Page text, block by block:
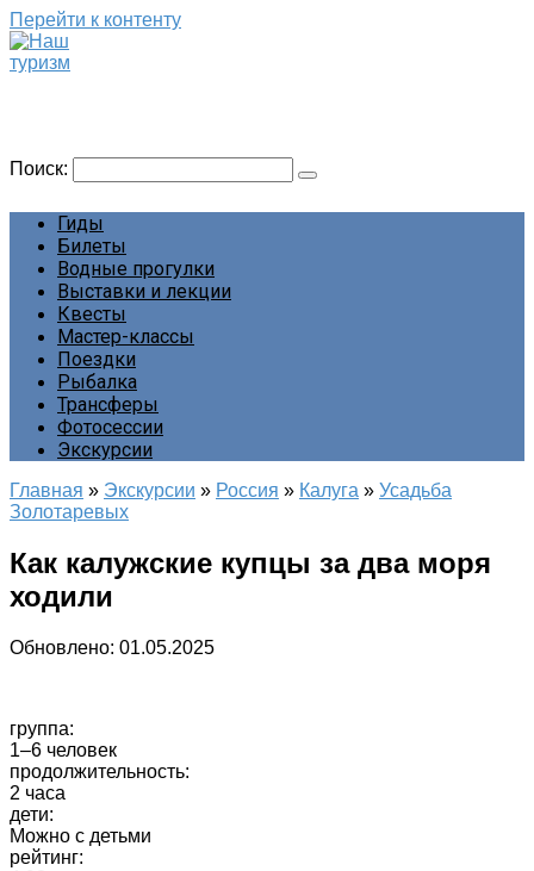
Перейти к контенту
Поиск:
Гиды
Билеты
Водные прогулки
Выставки и лекции
Квесты
Мастер-классы
Поездки
Рыбалка
Трансферы
Фотосессии
Экскурсии
Главная » Экскурсии » Россия » Калуга » Усадьба
Золотаревых
Как калужские купцы за два моря
ходили
Обновлено: 01.05.2025
группа:
1–6 человек
продолжительность:
2 часа
дети:
Можно с детьми
рейтинг: